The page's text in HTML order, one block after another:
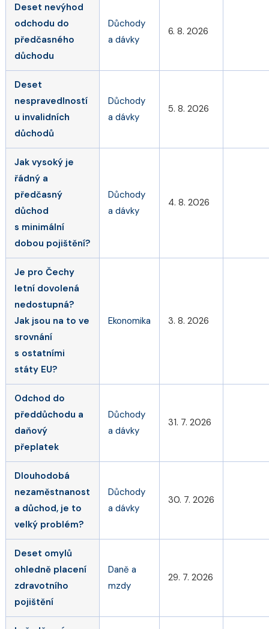
Deset nevýhod
odchodu do
předčasného
důchodu
Důchody
a dávky
6. 8. 2026
Deset
nespravedlností
u invalidních
důchodů
Důchody
a dávky
5. 8. 2026
Jak vysoký je
řádný a
předčasný
důchod
s minimální
dobou pojištění?
Důchody
a dávky
4. 8. 2026
Je pro Čechy
letní dovolená
nedostupná?
Jak jsou na to ve
srovnání
s ostatními
státy EU?
Ekonomika 3. 8. 2026
Odchod do
předdůchodu a
daňový
přeplatek
Důchody
a dávky
31. 7. 2026
Dlouhodobá
nezaměstnanost
a důchod, je to
velký problém?
Důchody
a dávky
30. 7. 2026
Deset omylů
ohledně placení
zdravotního
pojištění
Daně a
mzdy
29. 7. 2026